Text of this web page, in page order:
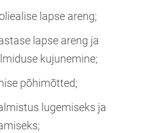
lapse areng;
lapse areng ja
kujunemine;
põhimõtted;
lugemiseks ja